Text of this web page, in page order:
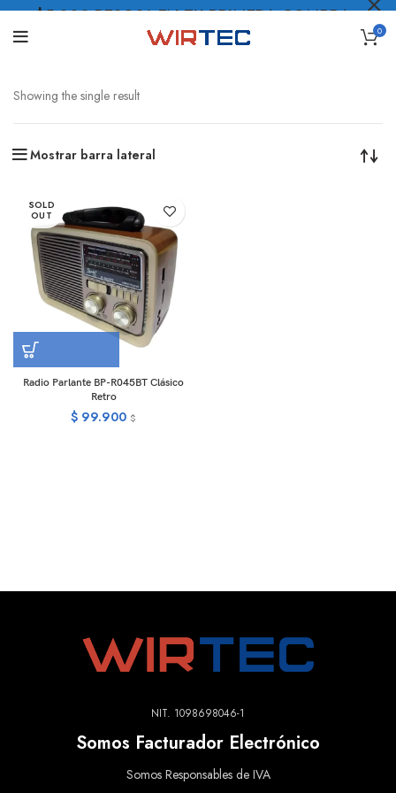
0
Showing the single result
Mostrar barra lateral
SOLD
OUT
Radio Parlante BP-R045BT Clásico
Retro
$ 99.900 $
NIT. 1098698046-1
Somos Facturador Electrónico
Somos Responsables de IVA
$5.000 PESOS* EN TU PRIMERA COMPRA